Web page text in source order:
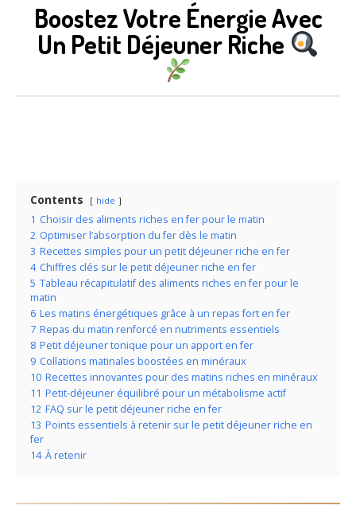
Boostez Votre Énergie Avec
Un Petit Déjeuner Riche
Contents hide
1 Choisir des aliments riches en fer pour le matin
2 Optimiser l’absorption du fer dès le matin
3 Recettes simples pour un petit déjeuner riche en fer
4 Chiffres clés sur le petit déjeuner riche en fer
5 Tableau récapitulatif des aliments riches en fer pour le
matin
6 Les matins énergétiques grâce à un repas fort en fer
7 Repas du matin renforcé en nutriments essentiels
8 Petit déjeuner tonique pour un apport en fer
9 Collations matinales boostées en minéraux
10 Recettes innovantes pour des matins riches en minéraux
11 Petit-déjeuner équilibré pour un métabolisme actif
12 FAQ sur le petit déjeuner riche en fer
13 Points essentiels à retenir sur le petit déjeuner riche en
fer
14 À retenir